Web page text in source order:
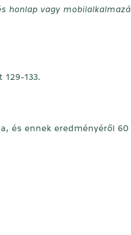
honlap vagy
133.
és ennek eredményéről